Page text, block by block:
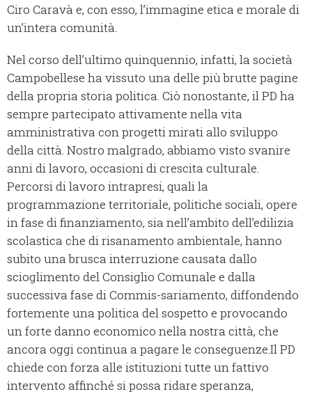
Ciro Caravà e, con esso, l’immagine etica e morale di
un’intera comunità.
Nel corso dell’ultimo quinquennio, infatti, la società
Campobellese ha vissuto una delle più brutte pagine
della propria storia politica. Ciò nonostante, il PD ha
sempre partecipato attivamente nella vita
amministrativa con progetti mirati allo sviluppo
della città. Nostro malgrado, abbiamo visto svanire
anni di lavoro, occasioni di crescita culturale.
Percorsi di lavoro intrapresi, quali la
programmazione territoriale, politiche sociali, opere
in fase di finanziamento, sia nell’ambito dell’edilizia
scolastica che di risanamento ambientale, hanno
subito una brusca interruzione causata dallo
scioglimento del Consiglio Comunale e dalla
successiva fase di Commis-sariamento, diffondendo
fortemente una politica del sospetto e provocando
un forte danno economico nella nostra città, che
ancora oggi continua a pagare le conseguenze.Il PD
chiede con forza alle istituzioni tutte un fattivo
intervento affinché si possa ridare speranza,